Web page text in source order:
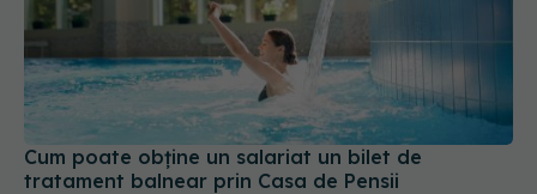
Cum poate obține un salariat un bilet de
tratament balnear prin Casa de Pensii
16 iul 2026, 19:09